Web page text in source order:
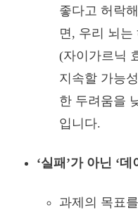
좋다고 허락
면, 우리 뇌는
(자이가르닉
지속할 가능
한 두려움을
입니다.
‘실패’가 아닌 ‘
과제의 목표